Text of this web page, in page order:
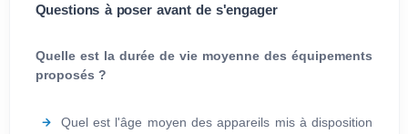
Questions à poser avant de s'engager
Quelle est la durée de vie moyenne des équipements
proposés ?
Quel est l'âge moyen des appareils mis à disposition